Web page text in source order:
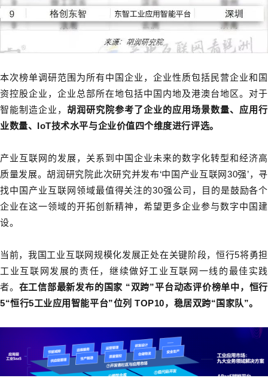
本次榜单调研范围为所有中国企业，企业性质包括民营企业和国
资控股企业，企业总部所在地包括中国内地及港澳台地区。对于
智能制造企业，胡润研究院参考了企业的应用场景数量、应用行
业数量、 IoT技术水平与企业价值四个维度进行评选。
产业互联网的发展，关系到中国企业未来的数字化转型和经济高
质量发展。胡润研究院此次研究并发布‘中国产业互联网30强’，寻
找中国产业互联网领域最值得关注的30强公司，目的是鼓励各个
企业在这一领域的开拓创新精神，希望更多企业参与数字中国建
设。
当前，我国工业互联网规模化发展正处在关键阶段，恒行5将勇担
工业互联网发展的责任，继续做好工业互联网一线的最佳实践
者。 在工信部最新发布的国家 “双跨”平台动态评价榜单中，恒行
5“恒行5工业应用智能平台”位列TOP10，稳居双跨“ 国家队”。